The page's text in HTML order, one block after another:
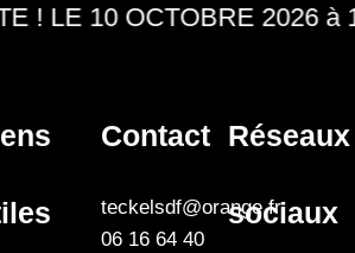
! LE 10 OCTOBRE 2026 à
Contact
teckelsdf@orange.fr
06 16 64 40
Réseaux
sociaux